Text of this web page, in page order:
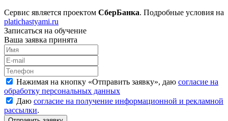
Сервис является проектом СберБанка. Подробные условия на
platichastyami.ru
Записаться на обучение
Ваша заявка принята
Нажимая на кнопку «Отправить заявку», даю согласие на
обработку персональных данных
Даю согласие на получение информационной и рекламной
рассылки.